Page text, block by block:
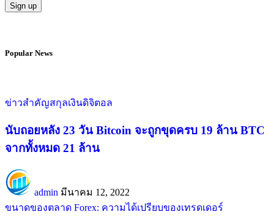
Popular News
ข่าวสำคัญสกุลเงินดิจิตอล
นับถอยหลัง 23 วัน Bitcoin จะถูกขุดครบ 19 ล้าน BTC
จากทั้งหมด 21 ล้าน
admin มีนาคม 12, 2022
ขนาดของตลาด Forex: ความได้เปรียบของเทรดเดอร์